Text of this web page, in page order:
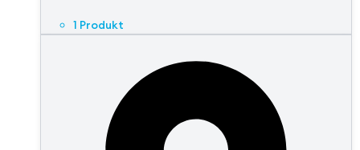
1 Produkt